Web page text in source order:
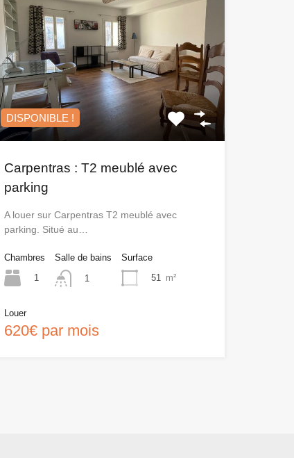
DISPONIBLE !
Carpentras : T2 meublé avec
parking
A louer sur Carpentras T2 meublé avec
parking. Situé au…
Chambres
1
Salle de bains
1
Surface
51 m²
Louer
620€ par mois